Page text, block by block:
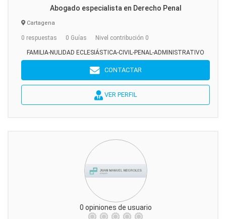
Abogado especialista en Derecho Penal
Cartagena
0 respuestas 0 Guías Nivel contribución 0
FAMILIA-NULIDAD ECLESIÁSTICA-CIVIL-PENAL-ADMINISTRATIVO
CONTACTAR
VER PERFIL
0 opiniones de usuario